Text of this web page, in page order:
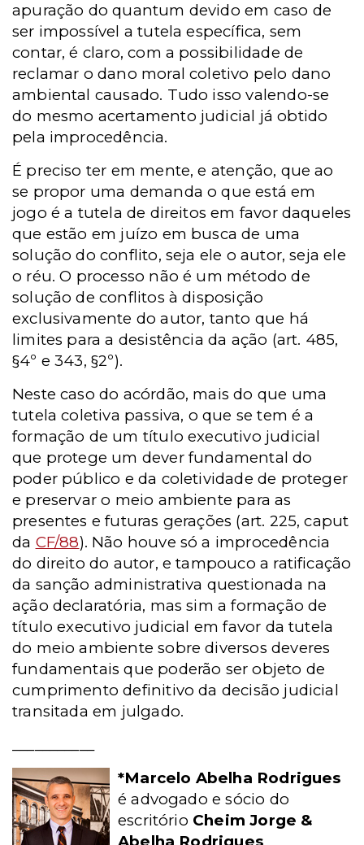
apuração do quantum devido em caso de
ser impossível a tutela específica, sem
contar, é claro, com a possibilidade de
reclamar o dano moral coletivo pelo dano
ambiental causado. Tudo isso valendo-se
do mesmo acertamento judicial já obtido
pela improcedência.
É preciso ter em mente, e atenção, que ao
se propor uma demanda o que está em
jogo é a tutela de direitos em favor daqueles
que estão em juízo em busca de uma
solução do conflito, seja ele o autor, seja ele
o réu. O processo não é um método de
solução de conflitos à disposição
exclusivamente do autor, tanto que há
limites para a desistência da ação (art. 485,
§4º e 343, §2º).
Neste caso do acórdão, mais do que uma
tutela coletiva passiva, o que se tem é a
formação de um título executivo judicial
que protege um dever fundamental do
poder público e da coletividade de proteger
e preservar o meio ambiente para as
presentes e futuras gerações (art. 225, caput
da CF/88). Não houve só a improcedência
do direito do autor, e tampouco a ratificação
da sanção administrativa questionada na
ação declaratória, mas sim a formação de
título executivo judicial em favor da tutela
do meio ambiente sobre diversos deveres
fundamentais que poderão ser objeto de
cumprimento definitivo da decisão judicial
transitada em julgado.
*Marcelo Abelha Rodrigues
é advogado e sócio do
escritório Cheim Jorge &